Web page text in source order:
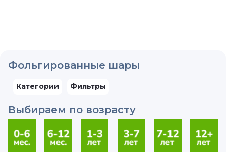
Фольгированные шары
Категории Фильтры
Выбираем по возрасту